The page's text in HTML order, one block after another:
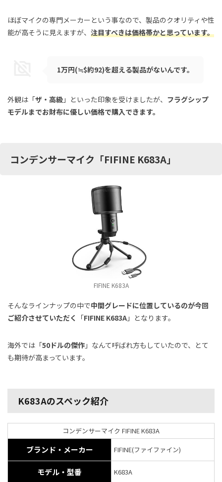
ほぼマイクの専門メーカーという事なので、製品のクオリティや性
能が高そうに見えますが、 注目すべきは価格帯かと思っています。
1万円(≒$約92)を超える製品がないんです。
外観は「ザ・高級 」といった印象を受けましたが、 フラグシップ
モデルまでお財布に優しい価格で購入できます。
コンデンサーマイク「FIFINE K683A」
FIFINE K683A
そんなラインナップの中で中間グレードに位置しているのが今回
ご紹介させていただく 「FIFINE K683A 」となります。
海外では「50ドルの傑作 」なんて呼ばれ方もしていたので、とて
も期待が高まっています。
K683Aのスペック紹介
コンデンサーマイク FIFINE K683A
ブランド・メーカー FIFINE(ファイファイン)
モデル・型番 K683A